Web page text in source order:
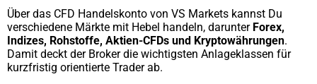
Über das CFD Handelskonto von VS Markets kannst Du
verschiedene Märkte mit Hebel handeln, darunter Forex,
Indizes, Rohstoffe, Aktien-CFDs und Kryptowährungen.
Damit deckt der Broker die wichtigsten Anlageklassen für
kurzfristig orientierte Trader ab.